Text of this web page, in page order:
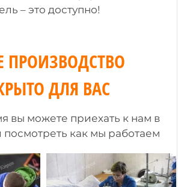
– это доступно!
ПРОИЗВОДСТВО
ДЛЯ ВАС
вы можете приехать к нам в
посмотреть как мы работаем